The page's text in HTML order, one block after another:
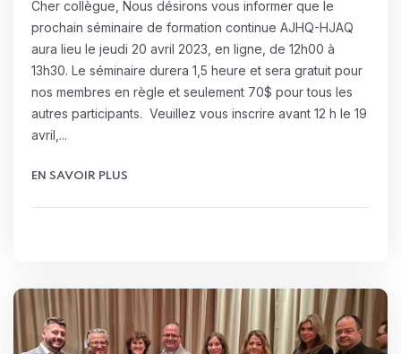
Cher collègue, Nous désirons vous informer que le
prochain séminaire de formation continue AJHQ-HJAQ
aura lieu le jeudi 20 avril 2023, en ligne, de 12h00 à
13h30. Le séminaire durera 1,5 heure et sera gratuit pour
nos membres en règle et seulement 70$ pour tous les
autres participants. Veuillez vous inscrire avant 12 h le 19
avril,...
EN SAVOIR PLUS